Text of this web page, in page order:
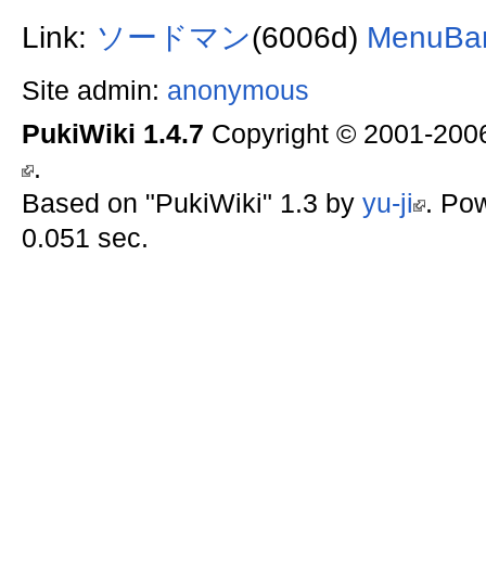
Link: ソードマン(6006d)
Site admin: anonymous
PukiWiki 1.4.7 Copyright © 2001-
.
Based on "PukiWiki" 1.3 by yu-ji .
0.051 sec.